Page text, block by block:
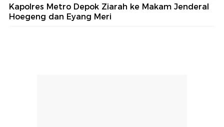
Kapolres Metro Depok Ziarah ke Makam Jenderal
Hoegeng dan Eyang Meri